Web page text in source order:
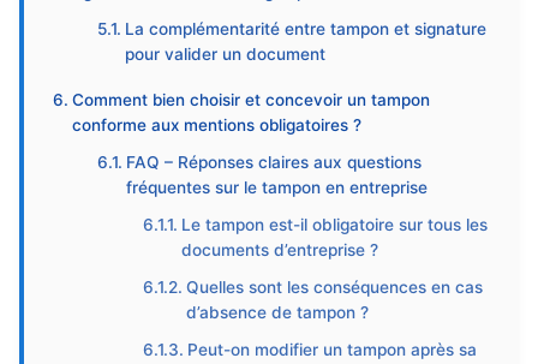
La complémentarité entre tampon et signature
pour valider un document
Comment bien choisir et concevoir un tampon
conforme aux mentions obligatoires ?
FAQ – Réponses claires aux questions
fréquentes sur le tampon en entreprise
Le tampon est-il obligatoire sur tous les
documents d’entreprise ?
Quelles sont les conséquences en cas
d’absence de tampon ?
Peut-on modifier un tampon après sa